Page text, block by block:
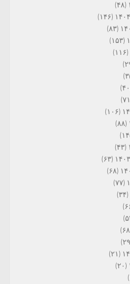
(۴۸)
(۱۴۶)
(۸۳)
(۱۵۳)
(۱۱۶)
(۱۰۶)
(۸۸)
(۴۳)
(۶۳)
(۶۸)
(۷۷)
(۳۴)
(۲۱)
(۲۰)